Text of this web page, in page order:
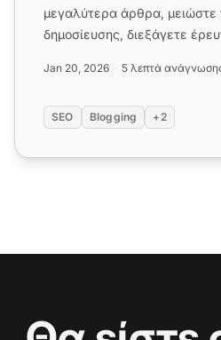
μεγαλύτερα άρθρα, μειώστε
δημοσίευσης, διεξάγετε
Jan 20, 2026 5 λεπτά
SEO Blogging +2